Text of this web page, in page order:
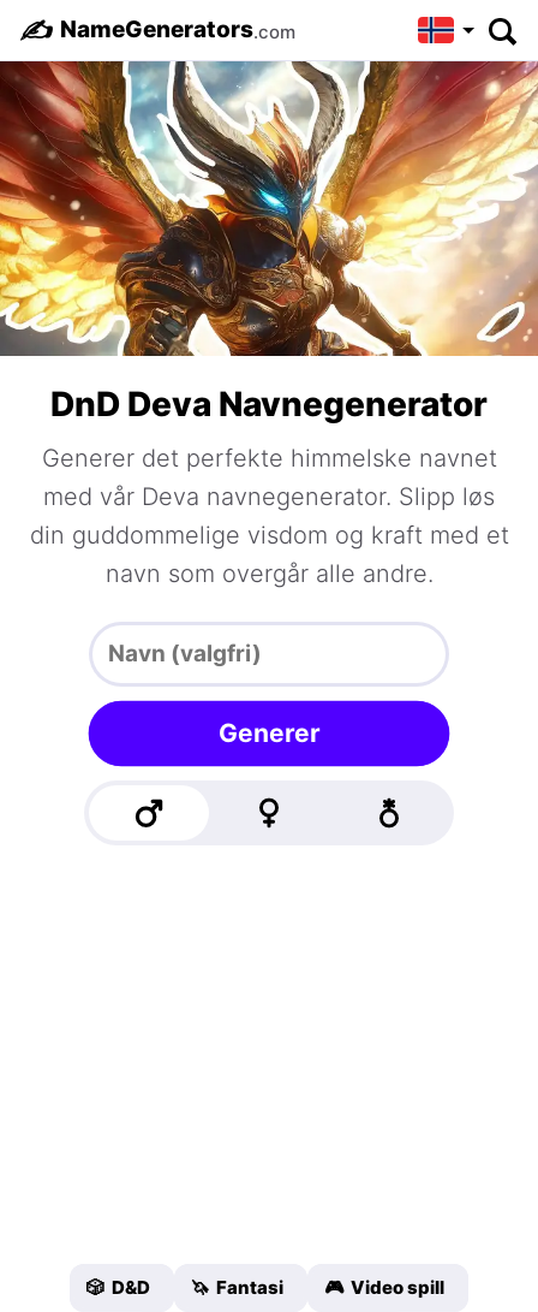
✍️ NameGenerators.com
DnD Deva Navnegenerator
Generer det perfekte himmelske navnet
med vår Deva navnegenerator. Slipp løs
din guddommelige visdom og kraft med et
navn som overgår alle andre.
Generer
🎲 D&D 🦄 Fantasi 🎮 Video spill